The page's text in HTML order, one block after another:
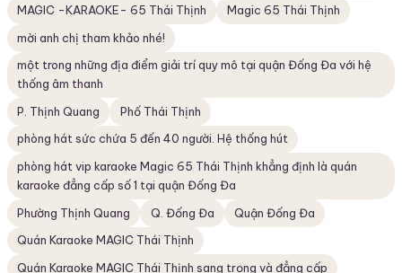
MAGIC -KARAOKE- 65 Thái Thịnh
Magic 65 Thái Thịnh
mời anh chị tham khảo nhé!
một trong những địa điểm giải trí quy mô tại quận Đống Đa với hệ
thống âm thanh
P. Thịnh Quang
Phố Thái Thịnh
phòng hát sức chứa 5 đến 40 người. Hệ thống hút
phòng hát vip karaoke Magic 65 Thái Thịnh khẳng định là quán
karaoke đẳng cấp số 1 tại quận Đống Đa
Phường Thịnh Quang
Q. Đống Đa
Quận Đống Đa
Quán Karaoke MAGIC Thái Thịnh
Quán Karaoke MAGIC Thái Thịnh sang trọng và đẳng cấp